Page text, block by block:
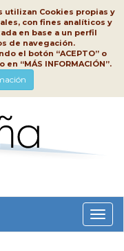
utilizan Cookies propias y
con fines analíticos y
en base a un perfil
de navegación.
el botón “ACEPTO” o
“MÁS INFORMACIÓN”.